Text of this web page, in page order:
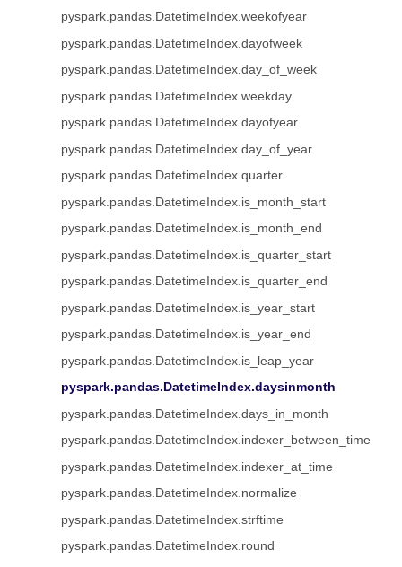
pyspark.pandas.DatetimeIndex.weekofyear
pyspark.pandas.DatetimeIndex.dayofweek
pyspark.pandas.DatetimeIndex.day_of_week
pyspark.pandas.DatetimeIndex.weekday
pyspark.pandas.DatetimeIndex.dayofyear
pyspark.pandas.DatetimeIndex.day_of_year
pyspark.pandas.DatetimeIndex.quarter
pyspark.pandas.DatetimeIndex.is_month_start
pyspark.pandas.DatetimeIndex.is_month_end
pyspark.pandas.DatetimeIndex.is_quarter_start
pyspark.pandas.DatetimeIndex.is_quarter_end
pyspark.pandas.DatetimeIndex.is_year_start
pyspark.pandas.DatetimeIndex.is_year_end
pyspark.pandas.DatetimeIndex.is_leap_year
pyspark.pandas.DatetimeIndex.daysinmonth
pyspark.pandas.DatetimeIndex.days_in_month
pyspark.pandas.DatetimeIndex.indexer_between_time
pyspark.pandas.DatetimeIndex.indexer_at_time
pyspark.pandas.DatetimeIndex.normalize
pyspark.pandas.DatetimeIndex.strftime
pyspark.pandas.DatetimeIndex.round